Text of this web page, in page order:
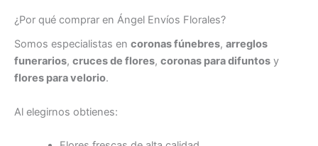
¿Por qué comprar en Ángel Envíos Florales?
Somos especialistas en coronas fúnebres, arreglos
funerarios, cruces de flores, coronas para difuntos y
flores para velorio.
Al elegirnos obtienes: